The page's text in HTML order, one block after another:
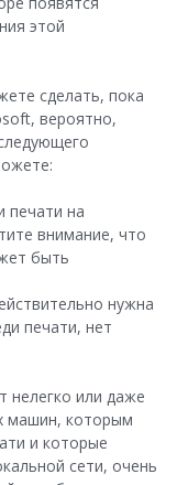
этой
сделать, пока
вероятно,
печати на
внимание, что
быть
нужна
печати, нет
нелегко или даже
машин, которым
и которые
сети, очень